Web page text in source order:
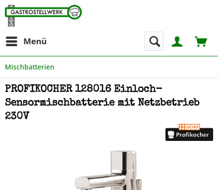
Menü
Mischbatterien
PROFIKOCHER 128016 Einloch-
Sensormischbatterie mit Netzbetrieb
230V